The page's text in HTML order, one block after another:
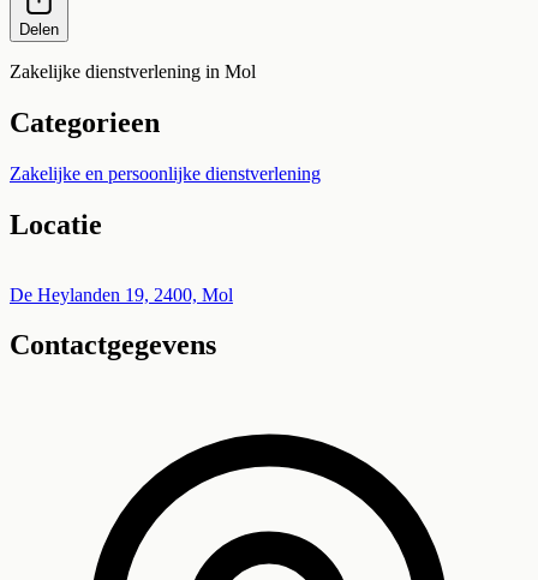
Delen
Zakelijke dienstverlening in Mol
Categorieen
Zakelijke en persoonlijke dienstverlening
Locatie
+
−
De Heylanden 19, 2400, Mol
Contactgegevens